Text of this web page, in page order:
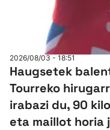
2026/08/03 - 18:51
Haugsetek
Tourreko
irabazi du, 90
eta maillot horia